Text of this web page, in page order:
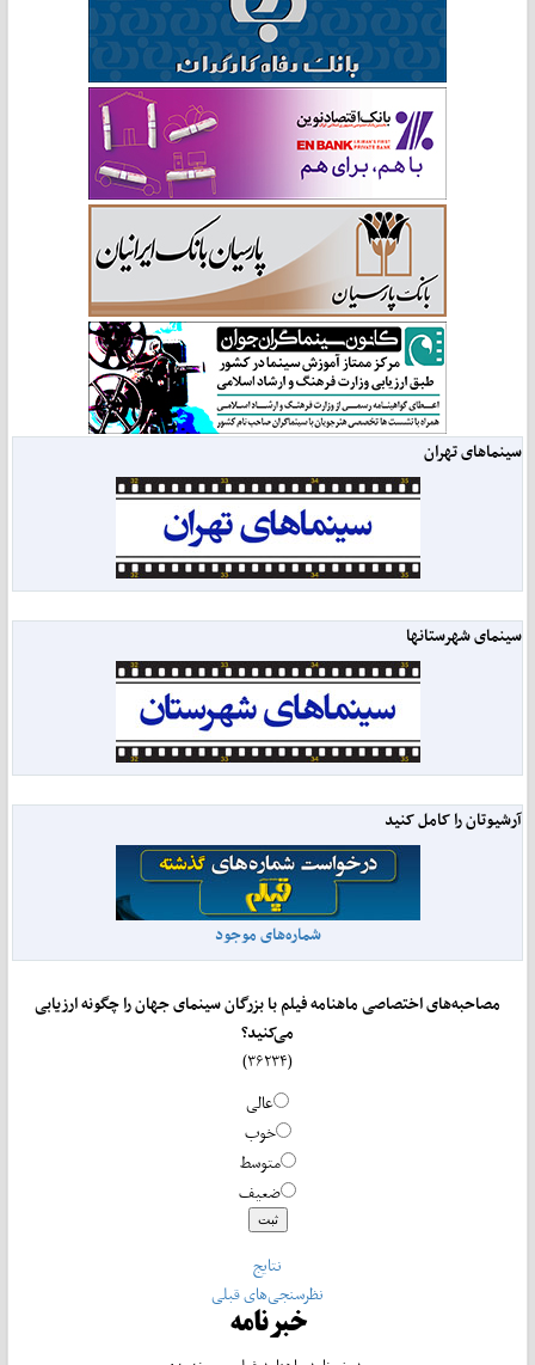
سینماهای تهران
سینمای شهرستانها
آرشیوتان را کامل کنید
شماره‌های موجود
مصاحبه‌های اختصاصی ماهنامه فیلم با بزرگان سینمای جهان را چگونه ارزیابی
می‌کنید؟
عالی
خوب
متوسط
ضعیف
نتایج
نظرسنجی‌های قبلی
خبرنامه